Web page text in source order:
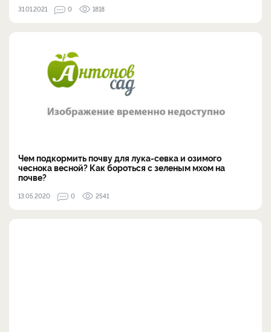
31.01.2021 0 1818
Чем подкормить почву для лука-севка и озимого
чеснока весной? Как бороться с зеленым мхом на
почве?
13.05.2020 0 2541